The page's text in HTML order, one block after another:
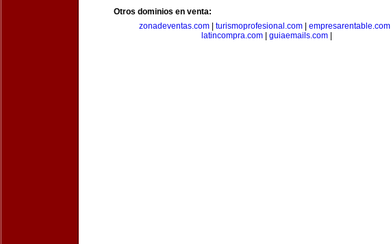
Otros dominios en venta:
zonadeventas.com| turismoprofesional.com| empresarentable.com|
latincompra.com| guiaemails.com|